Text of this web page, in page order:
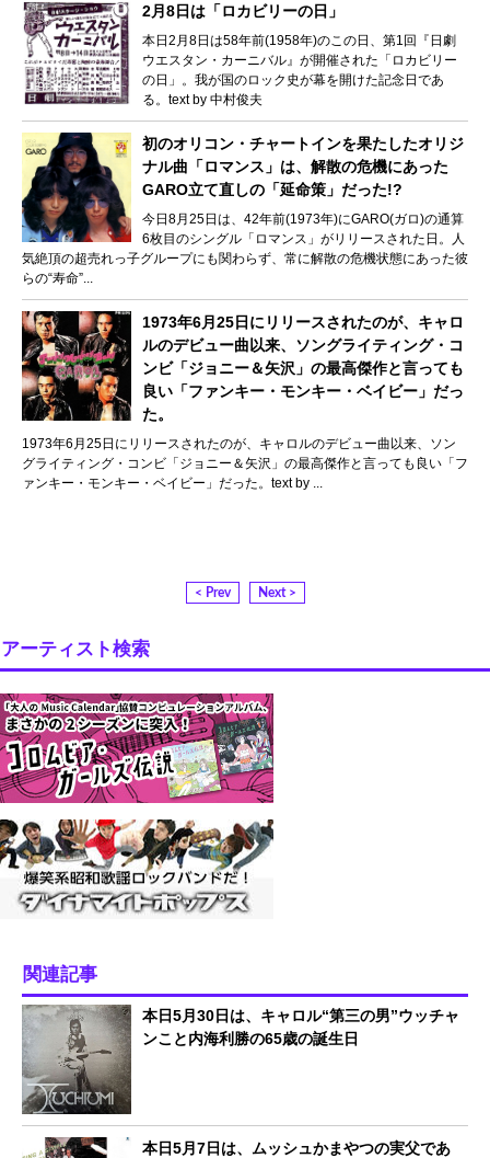
2月8日は「ロカビリーの日」
本日2月8日は58年前(1958年)のこの日、第1回『日劇
ウエスタン・カーニバル』が開催された「ロカビリー
の日」。我が国のロック史が幕を開けた記念日であ
る。text by 中村俊夫
初のオリコン・チャートインを果たしたオリジ
ナル曲「ロマンス」は、解散の危機にあった
GARO立て直しの「延命策」だった!?
今日8月25日は、42年前(1973年)にGARO(ガロ)の通算
6枚目のシングル「ロマンス」がリリースされた日。人
気絶頂の超売れっ子グループにも関わらず、常に解散の危機状態にあった彼
らの“寿命”...
1973年6月25日にリリースされたのが、キャロ
ルのデビュー曲以来、ソングライティング・コ
ンビ「ジョニー＆矢沢」の最高傑作と言っても
良い「ファンキー・モンキー・ベイビー」だっ
た。
1973年6月25日にリリースされたのが、キャロルのデビュー曲以来、ソン
グライティング・コンビ「ジョニー＆矢沢」の最高傑作と言っても良い「フ
ァンキー・モンキー・ベイビー」だった。text by ...
< Prev Next >
アーティスト検索
関連記事
本日5月30日は、キャロル“第三の男”ウッチャ
ンこと内海利勝の65歳の誕生日
本日5月7日は、ムッシュかまやつの実父であ